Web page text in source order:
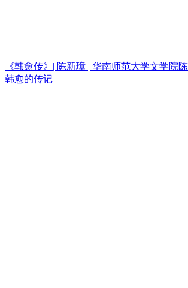
《韩愈传》| 陈新璋 | 华南师范大学文学院
韩愈的传记